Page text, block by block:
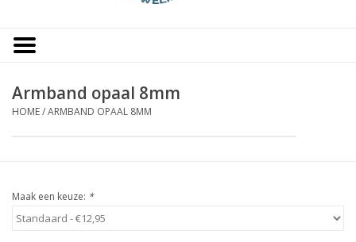
Occasions
Armband opaal 8mm
HOME/ARMBAND OPAAL 8MM
Maak een keuze: *